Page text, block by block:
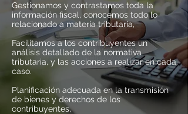
Gestionamos y contrastamos toda la
información fiscal, conocemos todo lo
relacionado a materia tributaria,
Facilitamos a los contribuyentes un
análisis detallado de la normativa
tributaria, y las acciones a realizar en cada
caso.
Planificación adecuada en la transmisión
de bienes y derechos de los
contribuyentes,